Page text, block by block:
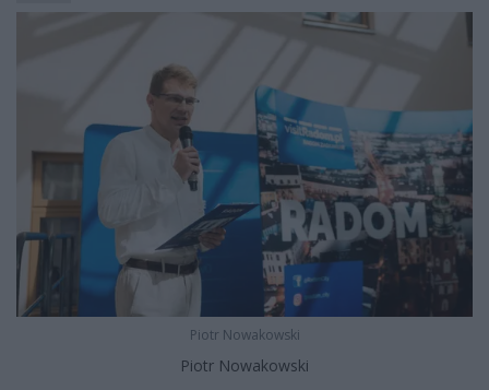
Piotr Nowakowski
Piotr Nowakowski